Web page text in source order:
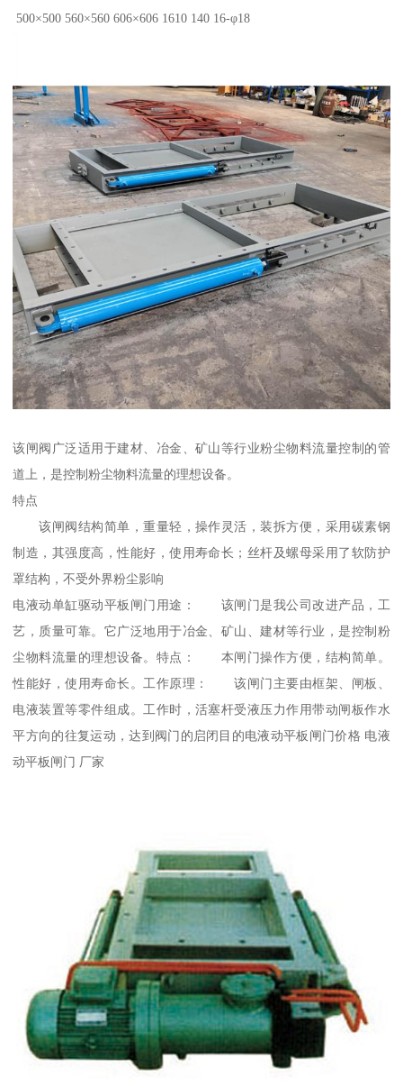
500×500 560×560 606×606 1610 140 16-φ18
该闸阀广泛适用于建材、冶金、矿山等行业粉尘物料流量控制的管
道上，是控制粉尘物料流量的理想设备。
特点
该闸阀结构简单，重量轻，操作灵活，装拆方便，采用碳素钢
制造，其强度高，性能好，使用寿命长；丝杆及螺母采用了软防护
罩结构，不受外界粉尘影响
电液动单缸驱动平板闸门用途： 该闸门是我公司改进产品，工
艺，质量可靠。它广泛地用于冶金、矿山、建材等行业，是控制粉
尘物料流量的理想设备。特点： 本闸门操作方便，结构简单。
性能好，使用寿命长。工作原理： 该闸门主要由框架、闸板、
电液装置等零件组成。工作时，活塞杆受液压力作用带动闸板作水
平方向的往复运动，达到阀门的启闭目的电液动平板闸门价格 电液
动平板闸门 厂家